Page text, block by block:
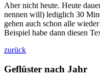
Aber nicht heute. Heute
nennen will) lediglich 30
gehen auch schon alle
Beispiel habe dann diesen
zurück
Geflüster nach Jahr